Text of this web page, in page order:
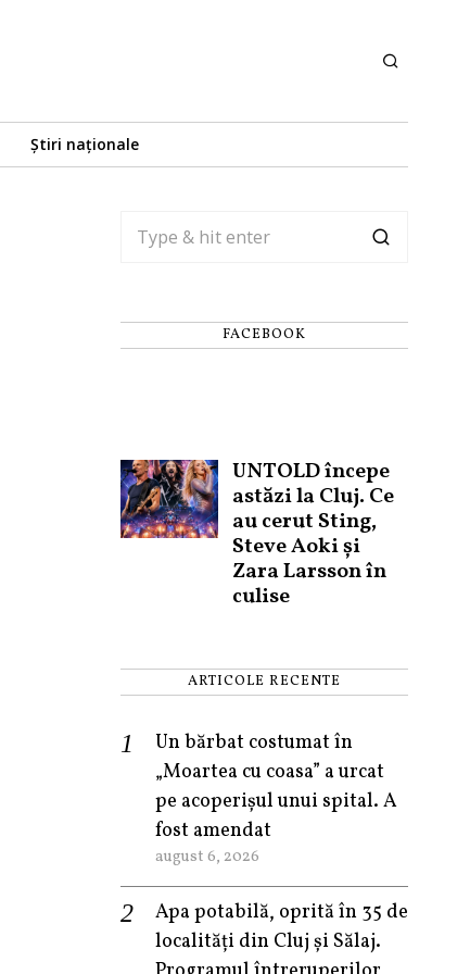
Știri naționale
FACEBOOK
UNTOLD începe
astăzi la Cluj. Ce
au cerut Sting,
Steve Aoki și
Zara Larsson în
culise
ARTICOLE RECENTE
Un bărbat costumat în
„Moartea cu coasa” a urcat
pe acoperișul unui spital. A
fost amendat
august 6, 2026
Apa potabilă, oprită în 35 de
localități din Cluj și Sălaj.